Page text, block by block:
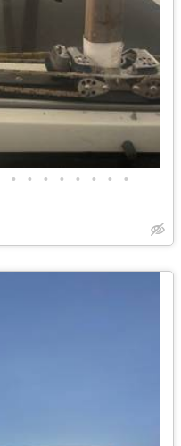
• • • • • • • •